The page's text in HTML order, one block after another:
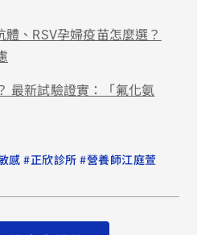
、RSV孕婦疫苗怎麼選？
最新試驗證實：「氟化氨
感 #正欣診所 #營養師江庭萱